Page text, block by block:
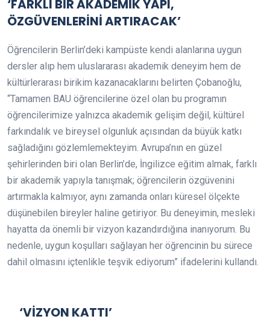
‘FARKLI BİR AKADEMİK YAPI,
ÖZGÜVENLERİNİ ARTIRACAK’
Öğrencilerin Berlin’deki kampüste kendi alanlarına uygun
dersler alıp hem uluslararası akademik deneyim hem de
kültürlerarası birikim kazanacaklarını belirten Çobanoğlu,
“Tamamen BAU öğrencilerine özel olan bu programın
öğrencilerimize yalnızca akademik gelişim değil, kültürel
farkındalık ve bireysel olgunluk açısından da büyük katkı
sağladığını gözlemlemekteyim. Avrupa’nın en güzel
şehirlerinden biri olan Berlin’de, İngilizce eğitim almak, farklı
bir akademik yapıyla tanışmak; öğrencilerin özgüvenini
artırmakla kalmıyor, aynı zamanda onları küresel ölçekte
düşünebilen bireyler haline getiriyor. Bu deneyimin, mesleki
hayatta da önemli bir vizyon kazandırdığına inanıyorum. Bu
nedenle, uygun koşulları sağlayan her öğrencinin bu sürece
dahil olmasını içtenlikle teşvik ediyorum” ifadelerini kullandı.
‘VİZYON KATTI’